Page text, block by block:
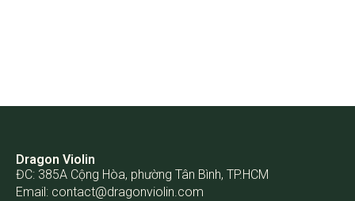
Dragon Violin
ĐC: 385A Cộng Hòa, phường Tân Bình, TP.HCM
Email: contact@dragonviolin.com